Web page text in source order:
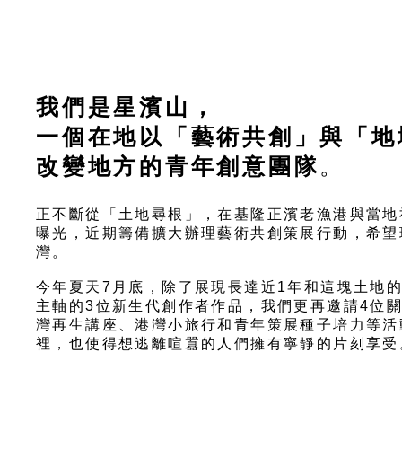
我們是星濱山，
一個在地以「藝術共創」與「
改變地方的青年創意團隊。
正不斷從「土地尋根」，在基隆正濱老漁港與當
曝光，近期籌備擴大辦理藝術共創策展行動，希
灣。
今年夏天7月底，除了展現長達近1年和這塊土地
主軸的3位新生代創作者作品，我們更再邀請4位
灣再生講座、港灣小旅行和青年策展種子培力等
裡，也使得想逃離喧囂的人們擁有寧靜的片刻享受